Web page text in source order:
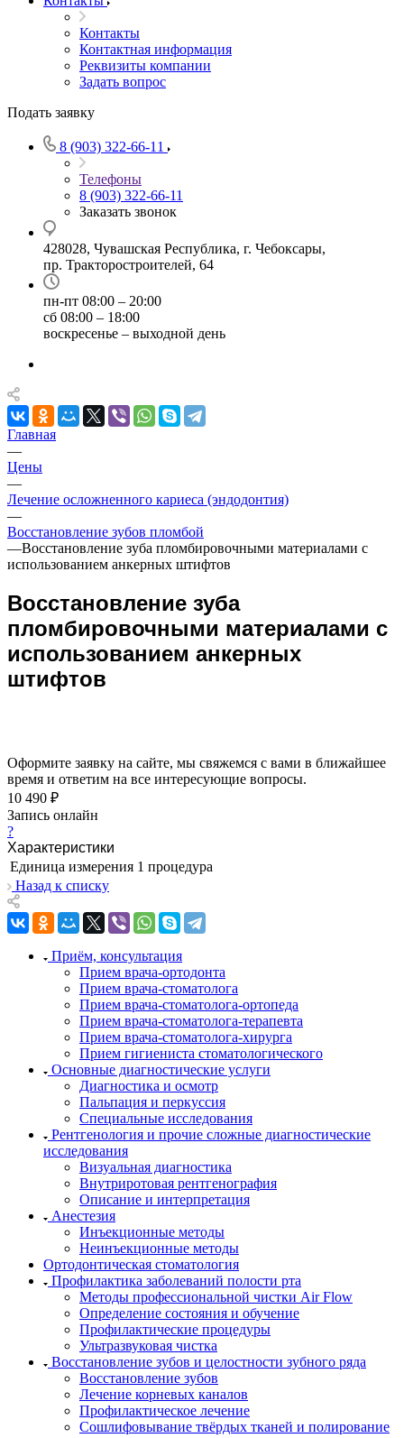
Контакты
Контактная информация
Реквизиты компании
Задать вопрос
Подать заявку
8 (903) 322-66-11
Телефоны
8 (903) 322-66-11
Заказать звонок
428028, Чувашская Республика, г. Чебоксары,
пр. Тракторостроителей, 64
пн-пт 08:00 – 20:00
сб 08:00 – 18:00
воскресенье – выходной день
Главная
—
Цены
—
Лечение осложненного кариеса (эндодонтия)
—
Восстановление зубов пломбой
—Восстановление зуба пломбировочными материалами с
использованием анкерных штифтов
Восстановление зуба
пломбировочными материалами с
использованием анкерных
штифтов
Оформите заявку на сайте, мы свяжемся с вами в ближайшее
время и ответим на все интересующие вопросы.
10 490 ₽
Запись онлайн
?
Характеристики
Единица измерения 1 процедура
Назад к списку
Приём, консультация
Прием врача-ортодонта
Прием врача-стоматолога
Прием врача-стоматолога-ортопеда
Прием врача-стоматолога-терапевта
Прием врача-стоматолога-хирурга
Прием гигиениста стоматологического
Основные диагностические услуги
Диагностика и осмотр
Пальпация и перкуссия
Специальные исследования
Рентгенология и прочие сложные диагностические
исследования
Визуальная диагностика
Внутриротовая рентгенография
Описание и интерпретация
Анестезия
Инъекционные методы
Неинъекционные методы
Ортодонтическая стоматология
Профилактика заболеваний полости рта
Методы профессиональной чистки Air Flow
Определение состояния и обучение
Профилактические процедуры
Ультразвуковая чистка
Восстановление зубов и целостности зубного ряда
Восстановление зубов
Лечение корневых каналов
Профилактическое лечение
Сошлифовывание твёрдых тканей и полирование